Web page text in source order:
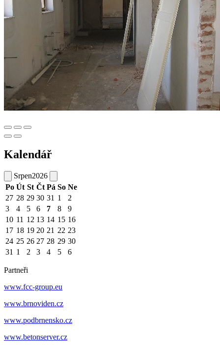
Kalendář
Srpen2026
Po Út St Čt Pá So Ne
27 28 29 30 31 1
2
3
4 5 6 7 8
9
10 11 12 13 14 15 16
17 18 19 20 21 22 23
24 25 26 27 28 29 30
31 1 2 3 4 5 6
Partneři
www.fcc-group.eu
www.brnoviden.cz
www.podbrnensko.cz
www.betonserver.cz